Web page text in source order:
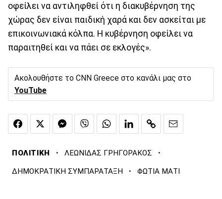
οφείλει να αντιληφθεί ότι η διακυβέρνηση της
χώρας δεν είναι παιδική χαρά και δεν ασκείται με
επικοινωνιακά κόλπα. Η κυβέρνηση οφείλει να
παραιτηθεί και να πάει σε εκλογές».
Ακολουθήστε το CNN Greece στο κανάλι μας στο
YouTube
ΠΟΛΙΤΙΚΗ · ΛΕΩΝΙΔΑΣ ΓΡΗΓΟΡΑΚΟΣ ·
ΔΗΜΟΚΡΑΤΙΚΗ ΣΥΜΠΑΡΑΤΑΞΗ · ΦΩΤΙΑ ΜΑΤΙ